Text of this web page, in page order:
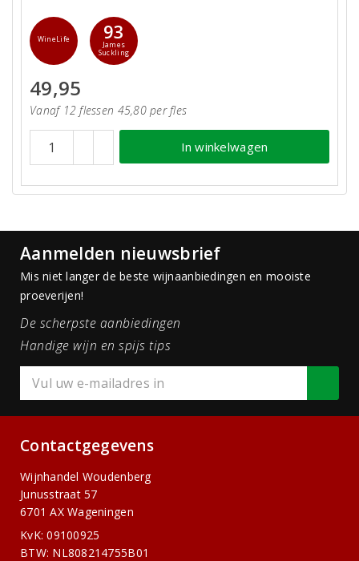
WineLife 93
James
Suckling
49,95
Vanaf 12 flessen 45,80 per fles
In winkelwagen
Aanmelden nieuwsbrief
Mis niet langer de beste wijnaanbiedingen en mooiste
proeverijen!
De scherpste aanbiedingen
Handige wijn en spijs tips
Contactgegevens
Wijnhandel Woudenberg
Junusstraat 57
6701 AX Wageningen
KvK: 09100925
BTW: NL808214755B01